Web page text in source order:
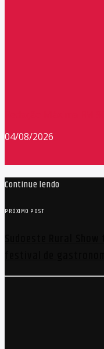
04/08/2026
Continue lendo
PRÓXIMO POST